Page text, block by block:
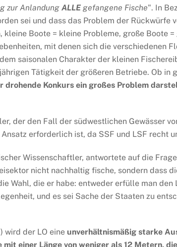
zur AnlandungALLE gefangene Fische". In
sei und dass das Problem der Rückwürfe
Boote = kleine Probleme, große Boote
mit denen sich die verschiedenen
saisonalen Charakter der kleinen
Tätigkeit der größeren Betriebe. Ob in
Konkurs ein großes Problem
der den Fall der südwestlichen Gewässer
erforderlich ist, da SSF und LSF recht
Wissenschaftler, antwortete auf die
nicht nachhaltig fische, sondern dass
Wahl, die er habe: entweder erfülle man den
und es sei Sache der Staaten zu
wird der LO eine unverhältnismäßig starke
einer Länge von weniger als 12 Metern,